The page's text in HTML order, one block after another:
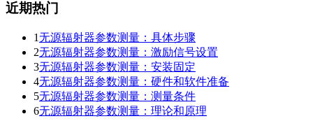
近期热门
1无源辐射器参数测量：具体步骤
2无源辐射器参数测量：激励信号设置
3无源辐射器参数测量：安装固定
4无源辐射器参数测量：硬件和软件准备
5无源辐射器参数测量：测量条件
6无源辐射器参数测量：理论和原理